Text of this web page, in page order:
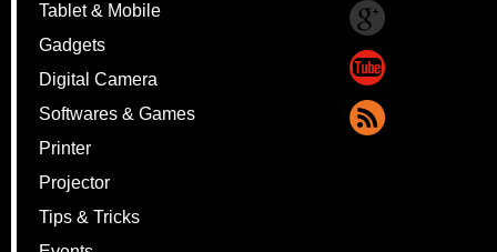
Tablet & Mobile
Gadgets
Digital Camera
Softwares & Games
Printer
Projector
Tips & Tricks